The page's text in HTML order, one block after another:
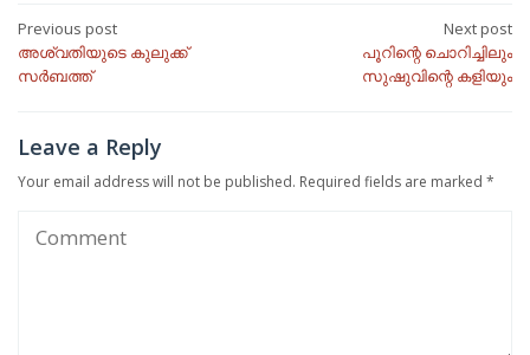
Post
navigation
Previous post
അശ്വതിയുടെ കുലുക്ക്
സര്‍ബത്ത്
Next post
പൂറിന്റെ ചൊറിച്ചിലും
സുഷുവിന്റെ കളിയും
Leave a Reply
Your email address will not be published. Required fields are marked *